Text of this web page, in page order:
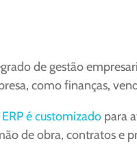
de gestão
como finanças,
é customizado para
de obra, contratos e